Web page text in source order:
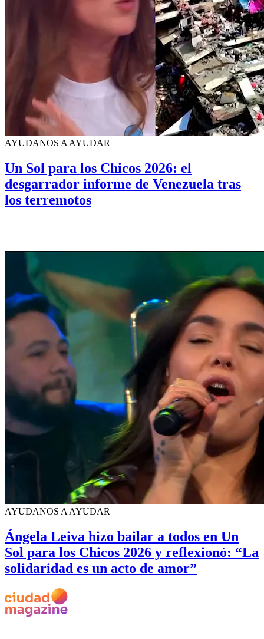
AYUDANOS A AYUDAR
Un Sol para los Chicos 2026: el
desgarrador informe de Venezuela tras
los terremotos
AYUDANOS A AYUDAR
Ángela Leiva hizo bailar a todos en Un
Sol para los Chicos 2026 y reflexionó: “La
solidaridad es un acto de amor”